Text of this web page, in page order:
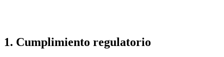
1. Cumplimiento regulatorio